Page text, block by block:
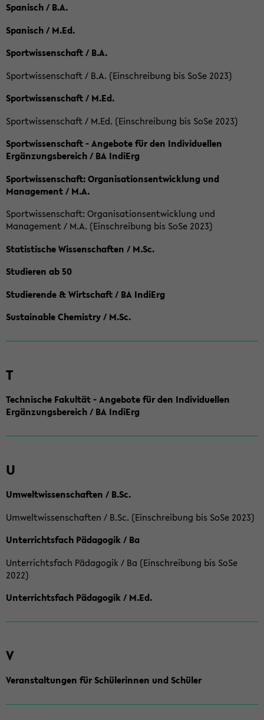
Spanisch / B.A.
Spanisch / M.Ed.
Sportwissenschaft / B.A.
Sportwissenschaft / B.A. (Einschreibung bis SoSe 2023)
Sportwissenschaft / M.Ed.
Sportwissenschaft / M.Ed. (Einschreibung bis SoSe 2023)
Sportwissenschaft - Angebote für den Individuellen
Ergänzungsbereich / BA IndiErg
Sportwissenschaft: Organisationsentwicklung und
Management / M.A.
Sportwissenschaft: Organisationsentwicklung und
Management / M.A. (Einschreibung bis SoSe 2023)
Statistische Wissenschaften / M.Sc.
Studieren ab 50
Studierende & Wirtschaft / BA IndiErg
Sustainable Chemistry / M.Sc.
T
Technische Fakultät - Angebote für den Individuellen
Ergänzungsbereich / BA IndiErg
U
Umweltwissenschaften / B.Sc.
Umweltwissenschaften / B.Sc. (Einschreibung bis SoSe 2023)
Unterrichtsfach Pädagogik / Ba
Unterrichtsfach Pädagogik / Ba (Einschreibung bis SoSe
2022)
Unterrichtsfach Pädagogik / M.Ed.
V
Veranstaltungen für Schülerinnen und Schüler